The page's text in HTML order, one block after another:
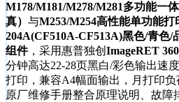
M178/M181/M278/M281多功能一
真） 与M253/M254高性能单功能打
204A(CF510A-CF513A)黑色/青色/
组件，采用惠普独创 ImageRET
分钟高达22-28页黑白/彩色输出速
打印，兼容A4幅面输出，月打印
原厂维修手册整合原理说明、故